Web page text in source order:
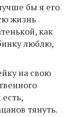
бы я его
жизнь
как
люблю,
на свою
тянуть.